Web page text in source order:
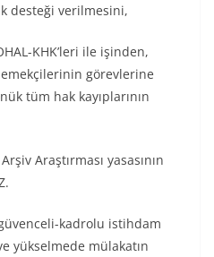
desteği verilmesini,
KHK’leri ile işinden,
görevlerine
tüm hak kayıplarının
Araştırması yasasının
kadrolu istihdam
yükselmede mülakatın